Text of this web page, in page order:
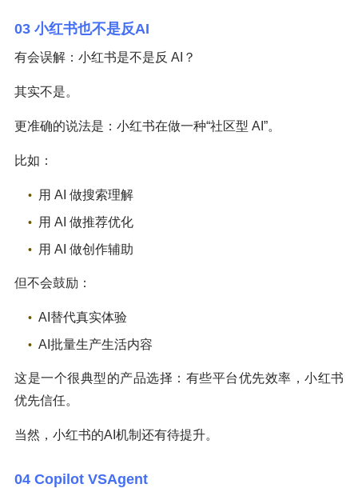
03 小红书也不是反AI
有会误解：小红书是不是反 AI？
其实不是。
更准确的说法是：小红书在做一种“社区型 AI”。
比如：
用 AI 做搜索理解
用 AI 做推荐优化
用 AI 做创作辅助
但不会鼓励：
AI替代真实体验
AI批量生产生活内容
这是一个很典型的产品选择：有些平台优先效率，小红书
优先信任。
当然，小红书的AI机制还有待提升。
04 Copilot VSAgent